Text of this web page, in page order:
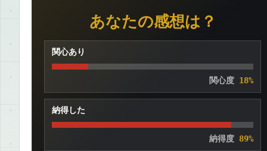
あなたの感想は？
関心あり
関心度 18%
納得した
納得度 89%